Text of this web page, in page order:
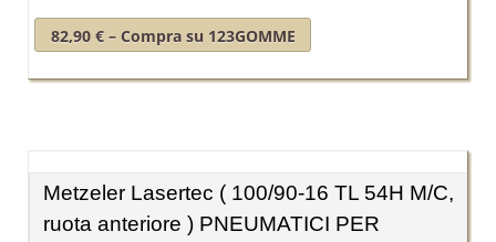
82,90 € – Compra su 123GOMME
Metzeler Lasertec ( 100/90-16 TL 54H M/C,
ruota anteriore ) PNEUMATICI PER